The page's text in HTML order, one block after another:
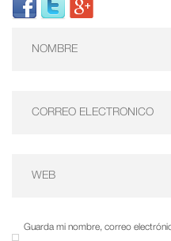
Guarda mi nombre, correo